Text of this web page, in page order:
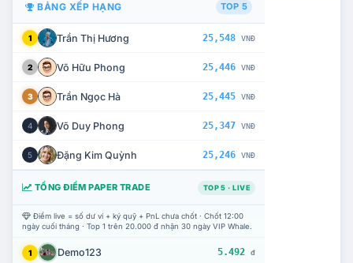
BẢNG XẾP HẠNG TOP 5
1 Trần Thị Hương 25,548 VNĐ
2 Võ Hữu Phong 25,446 VNĐ
3 Trần Ngọc Hà 25,445 VNĐ
4 Võ Duy Phong 25,347 VNĐ
5 Đặng Kim Quỳnh 25,246 VNĐ
TỔNG ĐIỂM PAPER TRADE TOP 5 · LIVE
Điểm live = số dư ví + ký quỹ + PnL chưa chốt · Chốt 12:00
ngày cuối tháng · Top 1 trên 20.000 đ nhận 30 ngày VIP Whale.
1 Demo123 5.492 đ